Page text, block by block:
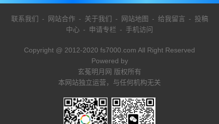
联系我们 - 网站合作- 关于我们 - 网站地图 - 给我留言 - 投稿
中心 - 申请专栏 - 手机访问
Copyright @ 2012-2020 fs7000.com All Right Reserved
Powered by
玄菟明月网 版权所有
本网站独立运营，与任何机构无关